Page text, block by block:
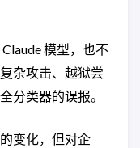
模型，也不
杂攻击、越狱尝
分类器的误报。
变化，但对企